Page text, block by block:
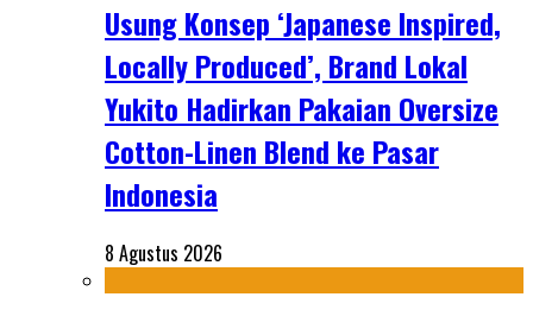
Usung Konsep ‘Japanese Inspired,
Locally Produced’, Brand Lokal
Yukito Hadirkan Pakaian Oversize
Cotton-Linen Blend ke Pasar
Indonesia
8 Agustus 2026